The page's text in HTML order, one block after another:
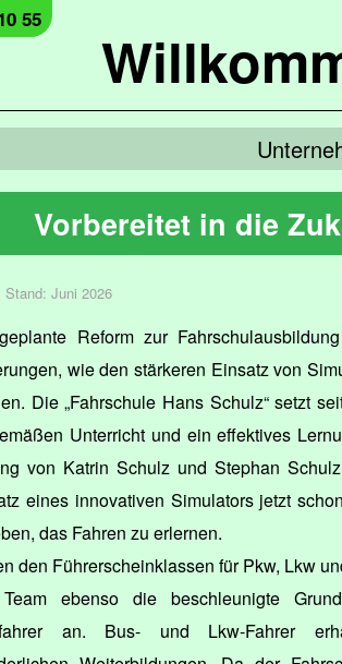
55
Vorbereitet in die
Stand: Juni 2026
Reform zur
wie den stärkeren Einsatz von
Die „Fahrschule Hans Schulz“ setzt
Unterricht und ein effektives
von Katrin Schulz und Stephan
eines innovativen Simulators jetzt
das Fahren zu erlernen.
den Führerscheinklassen für Pkw, Lkw
ebenso die beschleunigte
an. Bus- und Lkw-Fahrer